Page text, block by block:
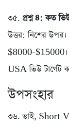
৩৫. প্রশ্ন ৪: কত
উত্তর: নিশের
$8000-
USA ভিউ টার্গেট
উপসংহার
৩৬. ভাই, Short